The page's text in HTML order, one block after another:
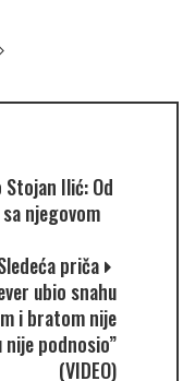
Stojan Ilić: Od
njegovom
priča
ubio snahu
i bratom nije
podnosio”
(VIDEO)